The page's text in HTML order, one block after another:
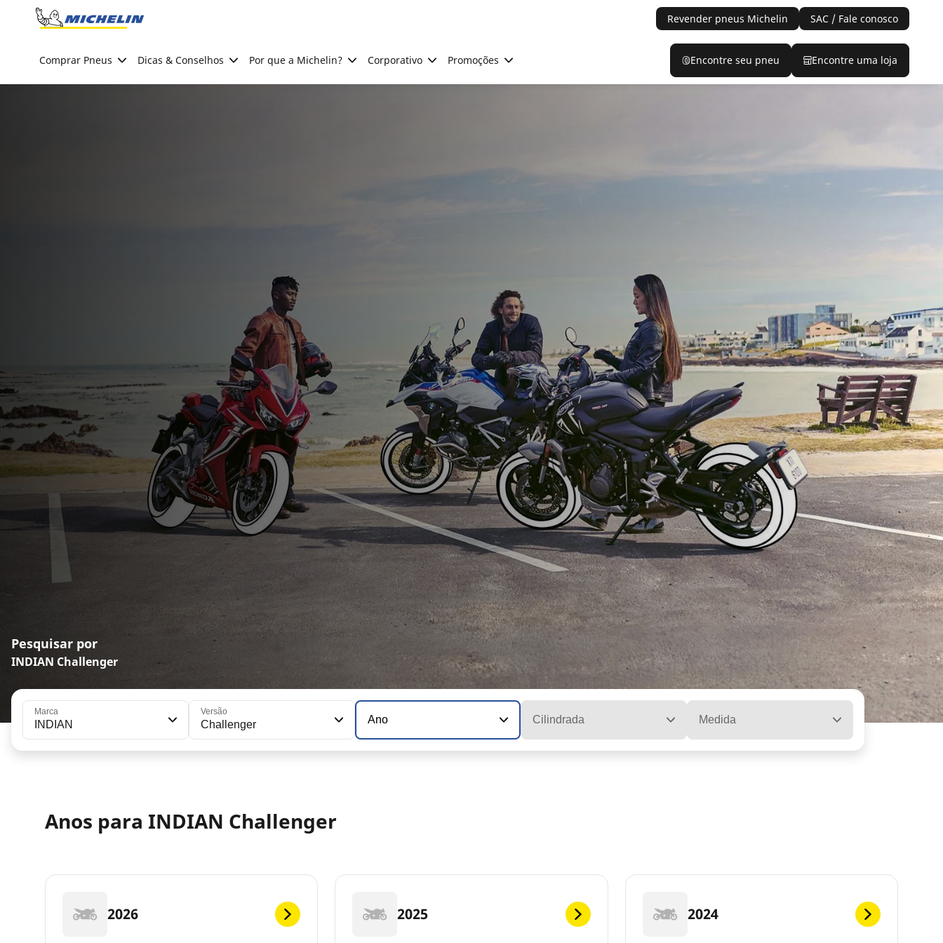
Go to page content
Revender pneus Michelin SAC / Fale conosco
Comprar Pneus Dicas & Conselhos Por que a Michelin? Corporativo Promoções Encontre seu pneu Encontre uma loja
Pesquisar por
INDIAN Challenger
Marca
INDIAN
Versão
Challenger Ano Cilindrada Medida
Anos para INDIAN Challenger
2026 2025 2024